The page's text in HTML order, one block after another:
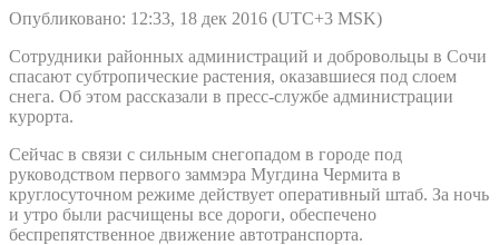
Опубликовано: 12:33, 18 дек 2016 (UTC+3 MSK)
Сотрудники районных администраций и добровольцы в Сочи
спасают субтропические растения, оказавшиеся под слоем
снега. Об этом рассказали в пресс-службе администрации
курорта.
Сейчас в связи с сильным снегопадом в городе под
руководством первого заммэра Мугдина Чермита в
круглосуточном режиме действует оперативный штаб. За ночь
и утро были расчищены все дороги, обеспечено
беспрепятственное движение автотранспорта.